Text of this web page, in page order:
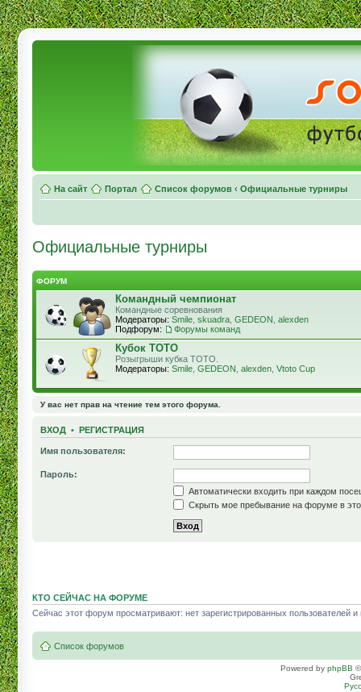
На сайт Портал Список форумов ‹ Официальные турниры
Официальные турниры
ФОРУМ
Командный чемпионат
Командные соревнования
Модераторы: Smile skuadra GEDEON alexden
Подфорум:
Форумы команд
Кубок ТОТО
Розыгрыши кубка ТОТО.
Модераторы: Smile GEDEON alexden Vtoto Cup
У вас нет прав на чтение тем этого форума.
ВХОД • РЕГИСТРАЦИЯ
Имя пользователя:
Пароль:
Автоматически входить при каждом
Скрыть мое пребывание на форуме в
КТО СЕЙЧАС НА ФОРУМЕ
Сейчас этот форум просматривают: нет зарегистрированных пользователей и
Список форумов
Powered by phpBB